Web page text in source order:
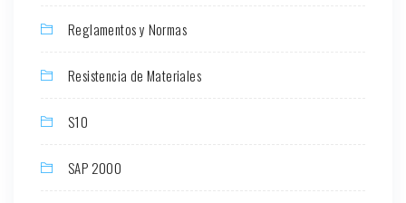
Reglamentos y Normas
Resistencia de Materiales
S10
SAP 2000